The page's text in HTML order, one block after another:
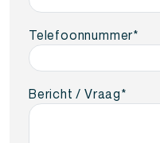
Telefoonnummer*
Bericht / Vraag*